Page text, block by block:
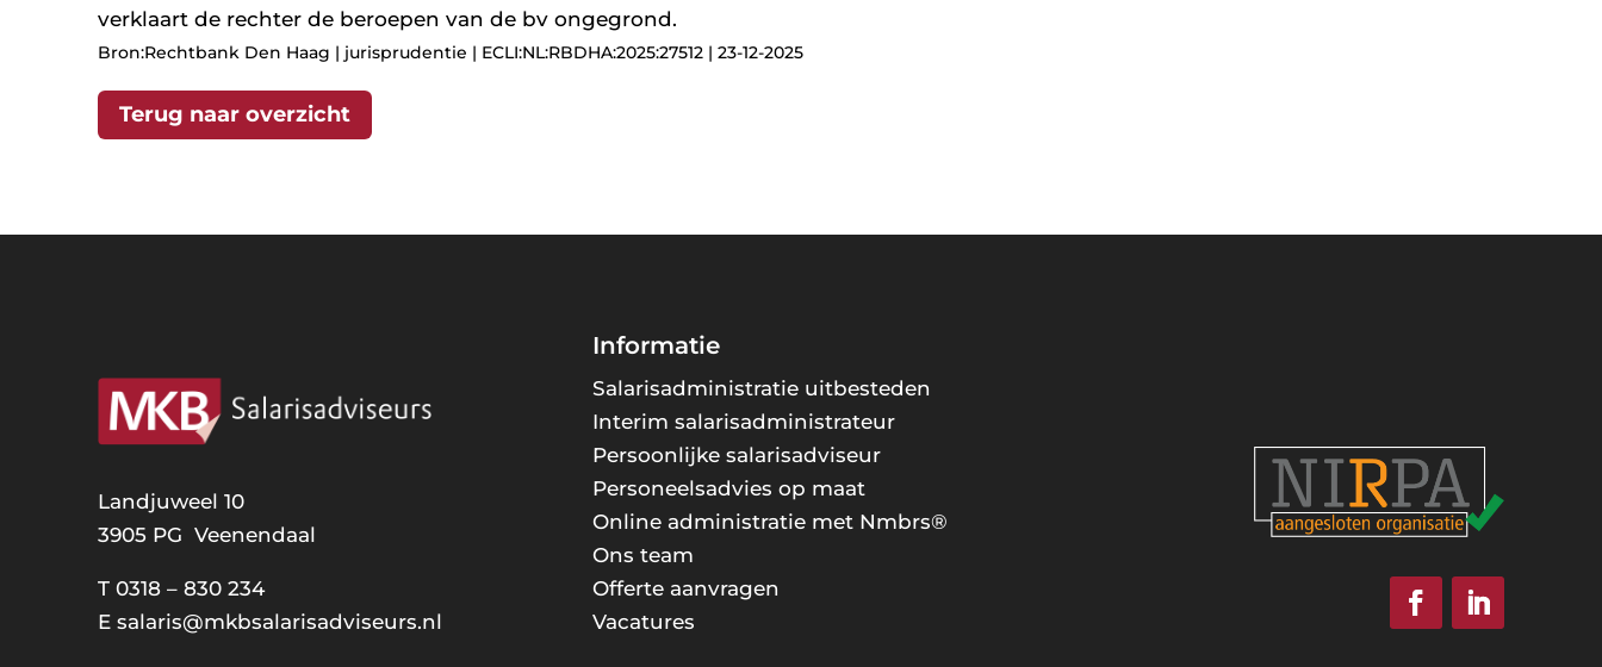
verklaart de rechter de beroepen van de bv ongegrond.
Bron:Rechtbank Den Haag | jurisprudentie | ECLI:NL:RBDHA:2025:27512 | 23-12-2025
Terug naar overzicht
Landjuweel 10
3905 PG Veenendaal
T 0318 – 830 234
E salaris@mkbsalarisadviseurs.nl
Informatie
Salarisadministratie uitbesteden
Interim salarisadministrateur
Persoonlijke salarisadviseur
Personeelsadvies op maat
Online administratie met Nmbrs®
Ons team
Offerte aanvragen
Vacatures